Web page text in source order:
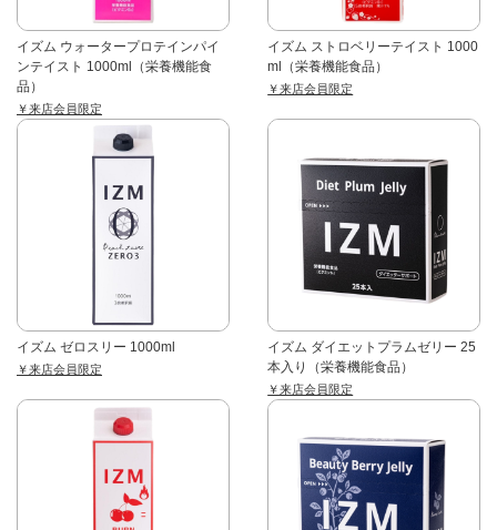
イズム ウォータープロテインパイ
ンテイスト 1000ml（栄養機能食
品）
￥来店会員限定
イズム ストロベリーテイスト 1000
ml（栄養機能食品）
￥来店会員限定
イズム ゼロスリー 1000ml
￥来店会員限定
イズム ダイエットプラムゼリー 25
本入り（栄養機能食品）
￥来店会員限定